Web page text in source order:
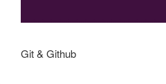
Git & Github